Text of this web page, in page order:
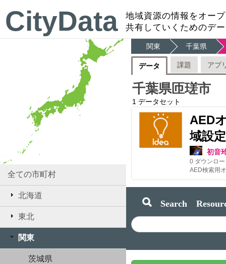
CityData
地域資源の情報をオー
共有していくためのデ
全ての市町村
北海道
東北
関東
茨城県
関東 千葉県
データ 課題 アプ
千葉県匝瑳市
1 データセット
AED
域設
初音
0 ダウンロ
Search